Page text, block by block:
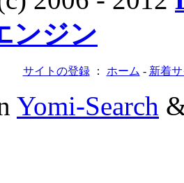
ンジン
サイトの登録： ホーム - 新着
Yomi-Search